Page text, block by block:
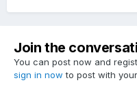
Join the
You can post now and
sign in now to post with